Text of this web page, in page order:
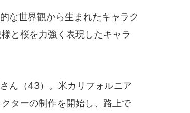
な世界観から生まれたキャラク
と桜を力強く表現したキャラ
ん（43）。米カリフォルニア
ターの制作を開始し、路上で